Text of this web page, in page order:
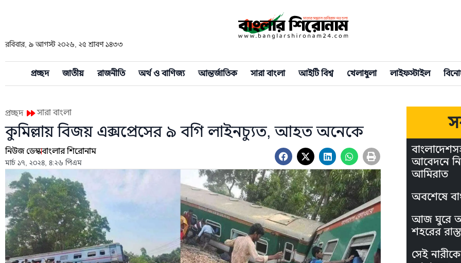
রবিবার, ৯ আগস্ট ২০২৬, ২৫ শ্রাবণ ১৪৩৩
প্রচ্ছদ জাতীয় রাজনীতি অর্থ ও বাণিজ্য আন্তর্জাতিক সারা বাংলা আইটি বিশ্ব খেলাধুলা লাইফস্টাইল
প্রচ্ছদ সারা বাংলা
কুমিল্লায় বিজয় এক্সপ্রেসের ৯ বগি লাইনচ্যুত, আহত অনেকে
নিউজ ডেস্কবাংলার শিরোনাম
মার্চ ১৭, ২০২৪, ৪:২৬ পিএম
আবেদনে
আমিরাত
অবশেষে
আজ ঘুরে
শহরের
সেই